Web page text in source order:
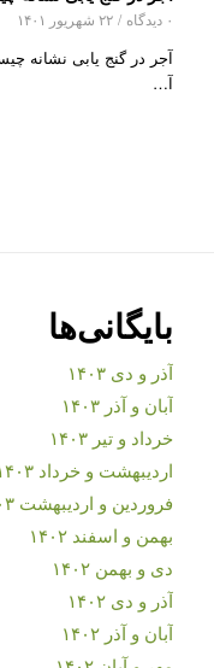
۰ دیدگاه / ۲۲ شهریور ۱۴۰۱
آجر در گنج یابی نشانه
آ…
بایگانی‌ها
آذر و دی ۱۴۰۳
آبان و آذر ۱۴۰۳
خرداد و تیر ۱۴۰۳
اردیبهشت و خرداد ۱۴۰۳
فروردین و اردیبهشت ۱۴۰۳
بهمن و اسفند ۱۴۰۲
دی و بهمن ۱۴۰۲
آذر و دی ۱۴۰۲
آبان و آذر ۱۴۰۲